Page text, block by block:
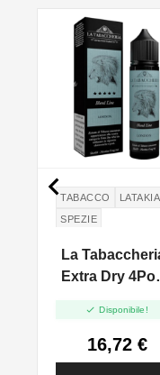
TABACCO
LATAKIA
SPEZIE
La
Extra Dry
Shot 20ml
 Disponibile!
16,72 €
